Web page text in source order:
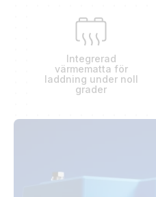
Integrerad
värmematta för
laddning under noll
grader